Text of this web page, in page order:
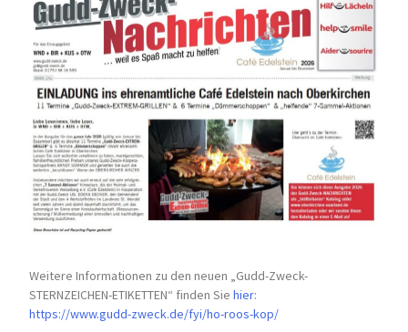
Weitere Informationen zu den neuen „Gudd-Zweck-
STERNZEICHEN-ETIKETTEN“ finden Siehier:
https://www.gudd-zweck.de/fyi/ho-roos-kop/